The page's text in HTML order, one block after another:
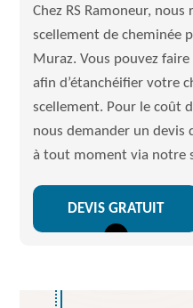
Chez RS Ramoneur,
scellement de cheminée
Muraz. Vous pouvez
afin d’étanchéifier votre
scellement. Pour le coût
nous demander un devis
à tout moment via notre
DEVIS GRATUIT